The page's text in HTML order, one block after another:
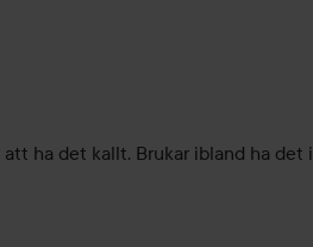
ha det kallt. Brukar ibland ha det i